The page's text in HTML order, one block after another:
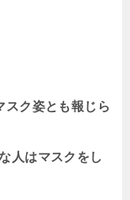
スク姿とも報じら
人はマスクをし